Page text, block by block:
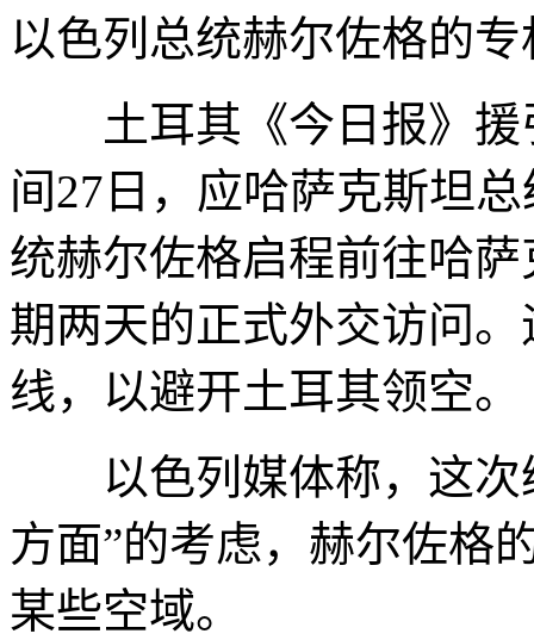
以色列总统赫尔佐格的
土耳其《今日报》援
间27日，应哈萨克斯坦
统赫尔佐格启程前往哈
期两天的正式外交访问
线，以避开土耳其领空。
以色列媒体称，这次
方面”的考虑，赫尔佐格
某些空域。